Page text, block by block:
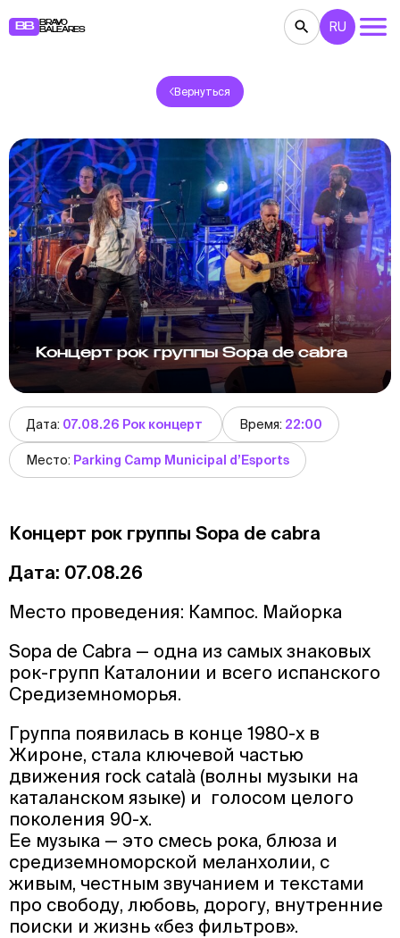
BB
BRAVO
BALEARES
КОНЦЕРТЫ ТЕАТР
РЕСТОРАНЫ ЯРМАРКИ ВЕЧЕРИНКИ
ДЕТЯМ BB NOTE
RU
Вернуться
Концерт рок группы Sopa de cabra
Дата: 07.08.26 Рок концерт Время: 22:00
Место: Parking Camp Municipal d’Esports
Концерт рок группы Sopa de cabra
Дата: 07.08.26
Место проведения: Кампос. Майорка
Sopa de Cabra — одна из самых знаковых
рок-групп Каталонии и всего испанского
Средиземноморья.
Группа появилась в конце 1980-х в
Жироне, стала ключевой частью
движения rock català (волны музыки на
каталанском языке) и голосом целого
поколения 90-х.
Ее музыка — это смесь рока, блюза и
средиземноморской меланхолии, с
живым, честным звучанием и текстами
про свободу, любовь, дорогу, внутренние
поиски и жизнь «без фильтров».